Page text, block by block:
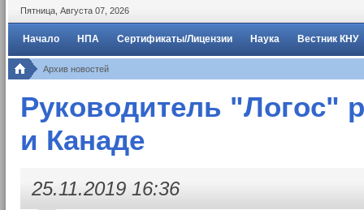
Пятница Августа 07 2026
Начало НПА Сертификаты/Лицензии Наука Вестник КНУ
Архив новостей
Руководитель "Логос"
и Канаде
25.11.2019 16:36